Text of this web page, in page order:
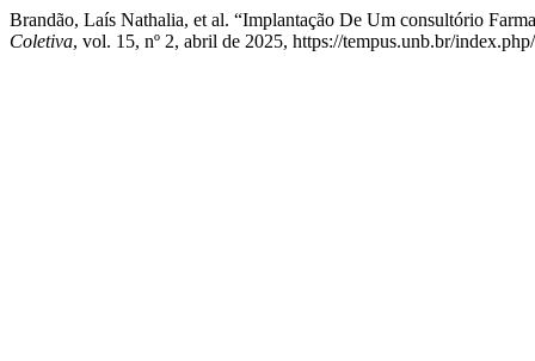
Brandão, Laís Nathalia, et al. “Implantação De Um consultório
Coletiva, vol. 15, nº 2, abril de 2025, https://tempus.unb.br/